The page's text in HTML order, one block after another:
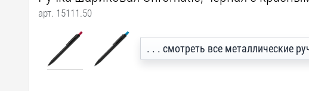
арт. 15111.50
. . . смотреть все металлические